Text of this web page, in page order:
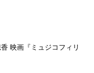
映画『ミュジコフィリ